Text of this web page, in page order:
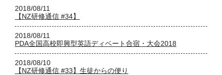
2018/08/11
【NZ研修通信 #34】
2018/08/11
PDA全国高校即興型英語ディベート合宿・大会2018
2018/08/10
【NZ研修通信 #33】生徒からの便り